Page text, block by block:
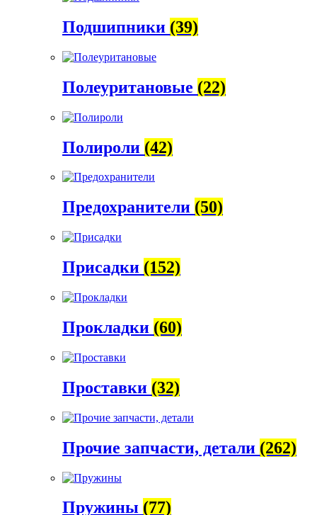
Подшипники (39)
Полеуритановые (22)
Полироли (42)
Предохранители (50)
Присадки (152)
Прокладки (60)
Проставки (32)
Прочие запчасти, детали (262)
Пружины (77)